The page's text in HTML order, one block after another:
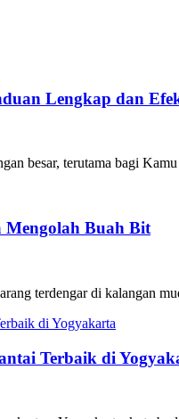
Lengkap dan
besar, terutama bagi
Mengolah Buah Bit
terdengar di kalangan
Terbaik di